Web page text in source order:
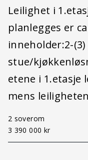
Leilighet i
planlegges er
inneholder:2-
stue/
etene i 1.etasje
mens
2 soverom
3 390 000 kr